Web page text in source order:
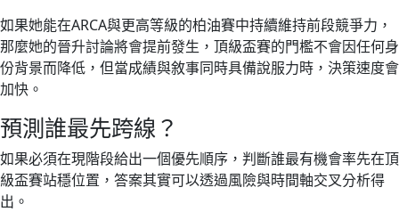
如果她能在ARCA與更高等級的柏油賽中持續維持前段競爭力，
那麼她的晉升討論將會提前發生，頂級盃賽的門檻不會因任何身
份背景而降低，但當成績與敘事同時具備說服力時，決策速度會
加快。
預測誰最先跨線？
如果必須在現階段給出一個優先順序，判斷誰最有機會率先在頂
級盃賽站穩位置，答案其實可以透過風險與時間軸交叉分析得
出。